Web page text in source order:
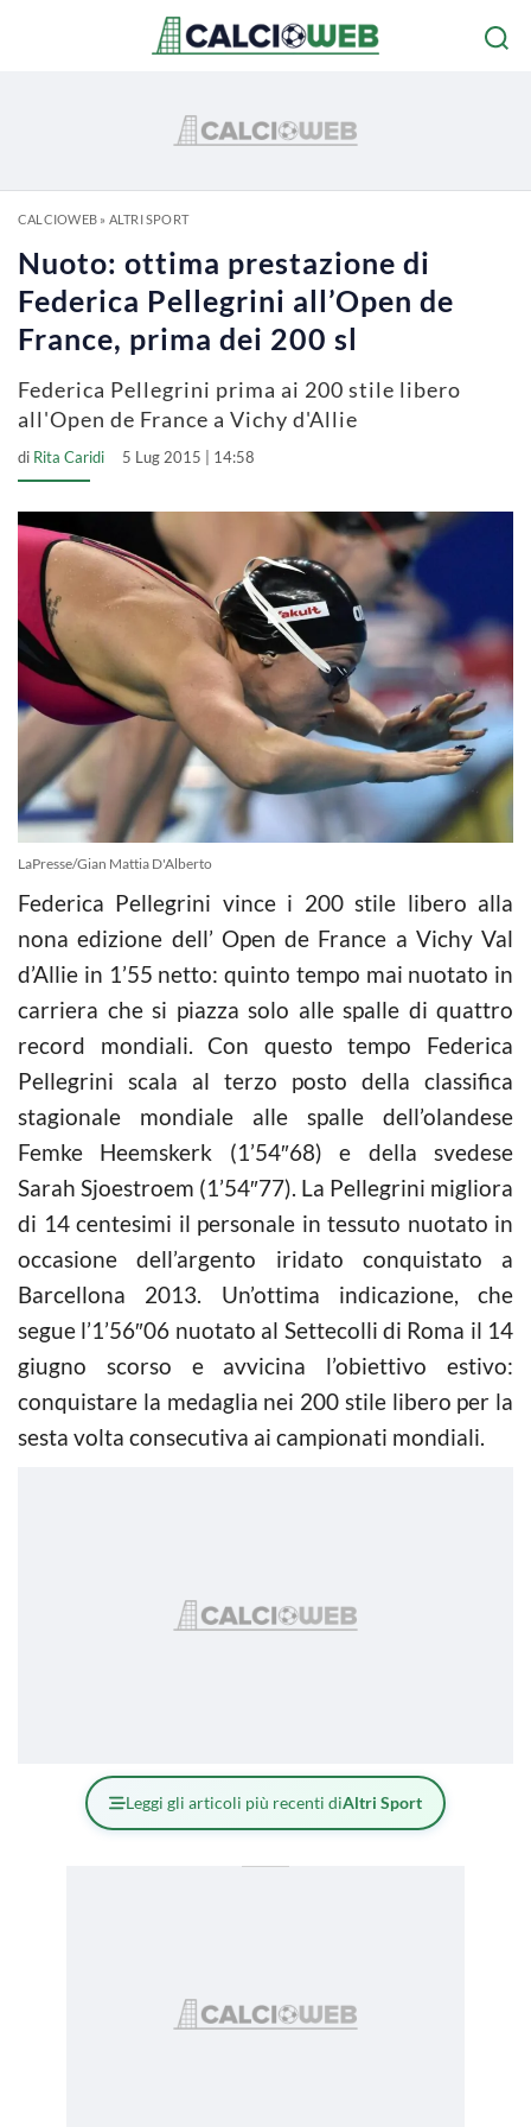
CALCIOWEB» ALTRI SPORT
Nuoto: ottima prestazione di
Federica Pellegrini all’Open de
France, prima dei 200 sl
Federica Pellegrini prima ai 200 stile libero
all'Open de France a Vichy d'Allie
di Rita Caridi 5 Lug 2015 | 14:58
LaPresse/Gian Mattia D'Alberto
Federica Pellegrini vince i 200 stile libero alla
nona edizione dell’ Open de France a Vichy Val
d’Allie in 1’55 netto: quinto tempo mai nuotato in
carriera che si piazza solo alle spalle di quattro
record mondiali. Con questo tempo Federica
Pellegrini scala al terzo posto della classifica
stagionale mondiale alle spalle dell’olandese
Femke Heemskerk (1’54″68) e della svedese
Sarah Sjoestroem (1’54″77). La Pellegrini migliora
di 14 centesimi il personale in tessuto nuotato in
occasione dell’argento iridato conquistato a
Barcellona 2013. Un’ottima indicazione, che
segue l’1’56″06 nuotato al Settecolli di Roma il 14
giugno scorso e avvicina l’obiettivo estivo:
conquistare la medaglia nei 200 stile libero per la
sesta volta consecutiva ai campionati mondiali.
Leggi gli articoli più recenti diAltri Sport